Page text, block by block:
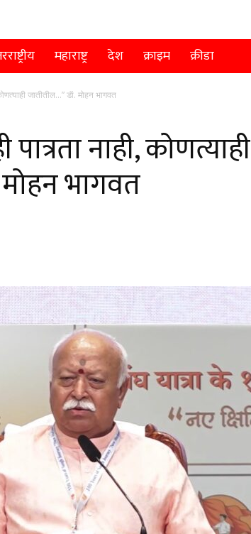
महाराष्ट्र देश क्राइम क्रीडा
जातीतील…” डॅा. मोहन भागवत
नाही, कोणत्याही
भागवत